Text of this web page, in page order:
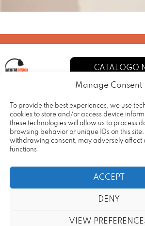
Manage Consent
To provide the best experiences, we use
cookies to store and/or access device
these technologies will allow us to process
browsing behavior or unique IDs on this
withdrawing consent, may adversely affect
functions.
ACCEPT
DENY
VIEW
CATALOGO
SERVIZI
I NOSTRI ALLESTIMENTI